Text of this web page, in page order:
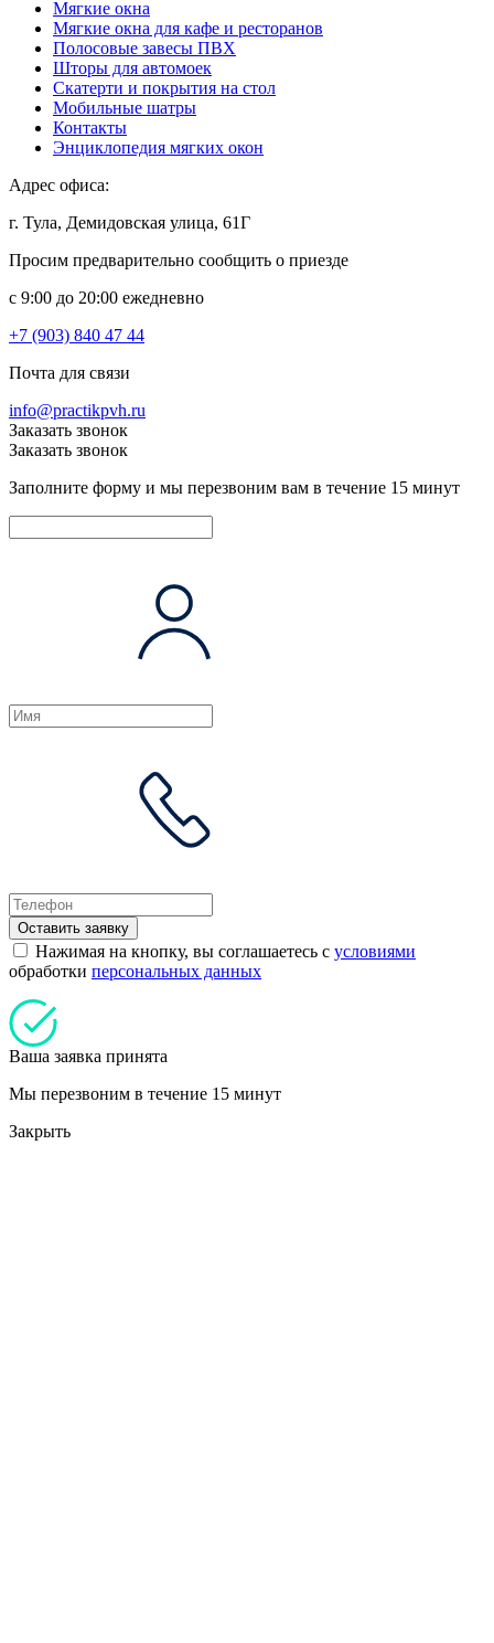
Мягкие окна
Мягкие окна для кафе и ресторанов
Полосовые завесы ПВХ
Шторы для автомоек
Скатерти и покрытия на стол
Мобильные шатры
Контакты
Энциклопедия мягких окон
Адрес офиса:
г. Тула, Демидовская улица, 61Г
Просим предварительно сообщить о приезде
c 9:00 до 20:00 ежедневно
+7 (903) 840 47 44
Почта для связи
info@practikpvh.ru
Заказать звонок
Заказать звонок
Заполните форму и мы перезвоним вам в течение 15 минут
Оставить заявку
Нажимая на кнопку, вы соглашаетесь с условиями
обработки персональных данных
Ваша заявка принята
Мы перезвоним в течение 15 минут
Закрыть